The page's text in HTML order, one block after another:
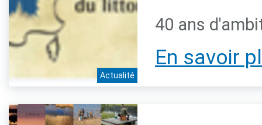
Actualité
40 ans
En savoir